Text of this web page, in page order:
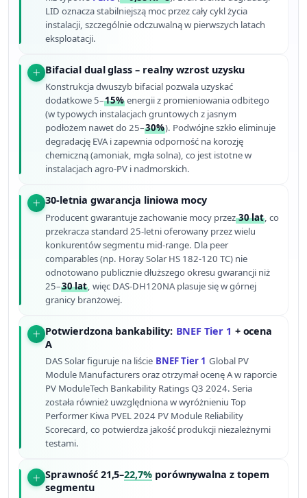
LID oznacza stabilniejszą moc przez cały cykl życia
instalacji, szczególnie odczuwalną w pierwszych latach
eksploatacji.
Bifacial dual glass – realny wzrost uzysku
Konstrukcja dwuszyb bifacial pozwala uzyskać
dodatkowe 5–15% energii z promieniowania odbitego
(w typowych instalacjach gruntowych z jasnym
podłożem nawet do 25–30%). Podwójne szkło eliminuje
degradację EVA i zapewnia odporność na korozję
chemiczną (amoniak, mgła solna), co jest istotne w
instalacjach agro-PV i nadmorskich.
30-letnia gwarancja liniowa mocy
Producent gwarantuje zachowanie mocy przez30 lat, co
przekracza standard 25-letni oferowany przez wielu
konkurentów segmentu mid-range. Dla peer
comparables (np. Horay Solar HS 182-120 TC) nie
odnotowano publicznie dłuższego okresu gwarancji niż
25–30 lat, więc DAS-DH120NA plasuje się w górnej
granicy branżowej.
Potwierdzona bankability: BNEF Tier 1 + ocena
A
DAS Solar figuruje na liście BNEF Tier 1 Global PV
Module Manufacturers oraz otrzymał ocenę A w raporcie
PV ModuleTech Bankability Ratings Q3 2024. Seria
została również uwzględniona w wyróżnieniu Top
Performer Kiwa PVEL 2024 PV Module Reliability
Scorecard, co potwierdza jakość produkcji niezależnymi
testami.
Sprawność 21,5–22,7%porównywalna z topem
segmentu